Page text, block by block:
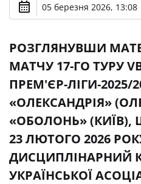
05 березня 2026, 13:08
РОЗГЛЯНУВШИ
МАТЧУ 17-ГО ТУРУ
ПРЕМ'ЄР-ЛІГИ-2025/
«ОЛЕКСАНДРІЯ»
«ОБОЛОНЬ» (КИЇВ),
23 ЛЮТОГО 2026
ДИСЦИПЛІНАРНИЙ
УКРАЇНСЬКОЇ